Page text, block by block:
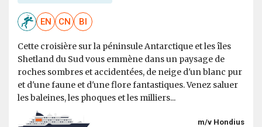
EN CN BI
Cette croisière sur la péninsule Antarctique et les îles
Shetland du Sud vous emmène dans un paysage de
roches sombres et accidentées, de neige d'un blanc pur
et d'une faune et d'une flore fantastiques. Venez saluer
les baleines, les phoques et les milliers...
m/v Hondius